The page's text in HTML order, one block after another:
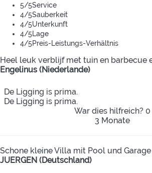
5/5Service
4/5Sauberkeit
4/5Unterkunft
4/5Lage
4/5Preis-Leistungs-Verhältnis
Heel leuk verblijf met tuin en barbecue
Engelinus (Niederlande)
De Ligging is prima.
De Ligging is prima.
War dies hilfreich? 0
3 Monate
Schone kleine Villa mit Pool und Garage
JUERGEN (Deutschland)